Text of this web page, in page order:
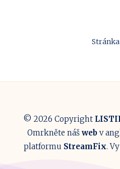
Stránka
© 2026 Copyright
Omrkněte náš webv
platformu StreamFix.